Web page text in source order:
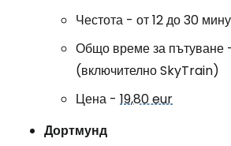
Честота - от 12 до 30
Общо време за пътуване
(включително SkyTrain)
Цена - 19,80 eur
Дортмунд